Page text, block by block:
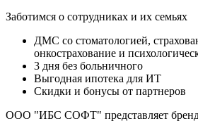
Заботимся о сотрудниках и их семьях
ДМС со стоматологией,
онкострахование и
3 дня без больничного
Выгодная ипотека для ИТ
Скидки и бонусы от партнеров
ООО "ИБС СОФТ" представляет